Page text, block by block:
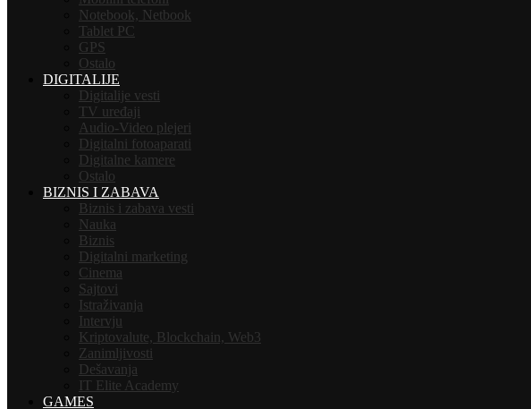
Notebook, Netbook
Tablet PC
GPS
Ostalo
DIGITALIJE
Digitalije vesti
TV uređaji
Audio-Video plejeri
Digitalni fotoaparati
Digitalne kamere
Ostalo
BIZNIS I ZABAVA
Biznis i zabava vesti
Nauka
Biznis
Digitalni marketing
Cinema
Sajtovi
Istraživanja
Intervju
Kriptovalute, Blockchain, Web3
Zanimljivosti
Dešavanja
IT Elite Academy
GAMES